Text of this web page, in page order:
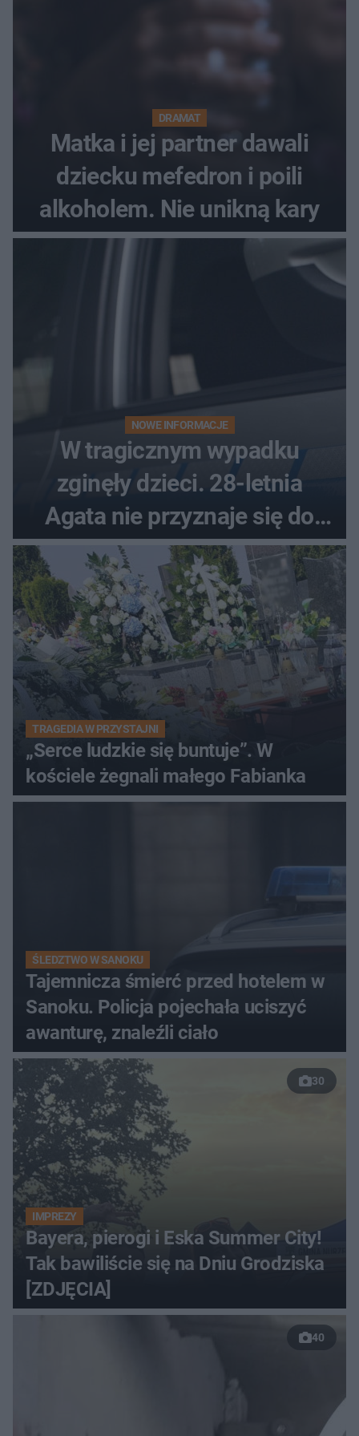
DRAMAT
Matka i jej partner dawali
dziecku mefedron i poili
alkoholem. Nie unikną kary
NOWE INFORMACJE
W tragicznym wypadku
zginęły dzieci. 28-letnia
Agata nie przyznaje się do
winy
TRAGEDIA W PRZYSTAJNI
„Serce ludzkie się buntuje”. W
kościele żegnali małego Fabianka
ŚLEDZTWO W SANOKU
Tajemnicza śmierć przed hotelem w
Sanoku. Policja pojechała uciszyć
awanturę, znaleźli ciało
30
IMPREZY
Bayera, pierogi i Eska Summer City!
Tak bawiliście się na Dniu Grodziska
[ZDJĘCIA]
40